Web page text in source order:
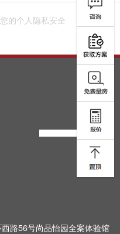
的个人隐私安全
路56号尚品怡园全案体验馆